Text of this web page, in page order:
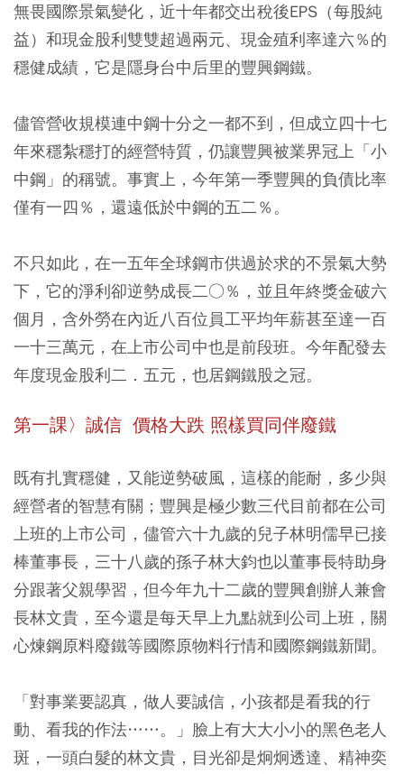
無畏國際景氣變化，近十年都交出稅後EPS（每股純
益）和現金股利雙雙超過兩元、現金殖利率達六％的
穩健成績，它是隱身台中后里的豐興鋼鐵。
儘管營收規模連中鋼十分之一都不到，但成立四十七
年來穩紮穩打的經營特質，仍讓豐興被業界冠上「小
中鋼」的稱號。事實上，今年第一季豐興的負債比率
僅有一四％，還遠低於中鋼的五二％。
不只如此，在一五年全球鋼市供過於求的不景氣大勢
下，它的淨利卻逆勢成長二○％，並且年終獎金破六
個月，含外勞在內近八百位員工平均年薪甚至達一百
一十三萬元，在上市公司中也是前段班。今年配發去
年度現金股利二．五元，也居鋼鐵股之冠。
第一課〉誠信 價格大跌 照樣買同伴廢鐵
既有扎實穩健，又能逆勢破風，這樣的能耐，多少與
經營者的智慧有關；豐興是極少數三代目前都在公司
上班的上市公司，儘管六十九歲的兒子林明儒早已接
棒董事長，三十八歲的孫子林大鈞也以董事長特助身
分跟著父親學習，但今年九十二歲的豐興創辦人兼會
長林文貴，至今還是每天早上九點就到公司上班，關
心煉鋼原料廢鐵等國際原物料行情和國際鋼鐵新聞。
「對事業要認真，做人要誠信，小孩都是看我的行
動、看我的作法……。」臉上有大大小小的黑色老人
斑，一頭白髮的林文貴，目光卻是炯炯透達、精神奕